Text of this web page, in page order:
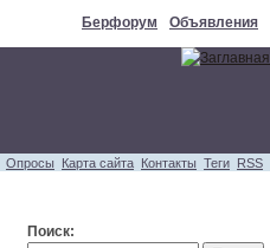
Берфорум Объявления
Опросы Карта сайта Контакты Теги RSS
Поиск: